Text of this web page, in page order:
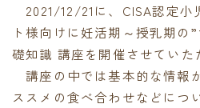
2021/12/21に、CISA認定小
ト様向けに妊活期～授乳期の
礎知識 講座を開催させていた
講座の中では基本的な情報
ススメの食べ合わせなどにつ